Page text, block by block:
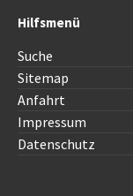
Hilfsmenü
Suche
Sitemap
Anfahrt
Impressum
Datenschutz